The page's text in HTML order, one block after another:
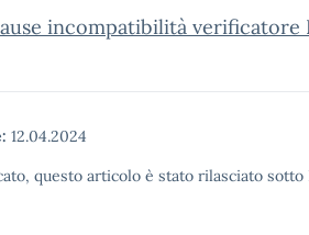
incompatibilità verificatore
12.04.2024
questo articolo è stato rilasciato